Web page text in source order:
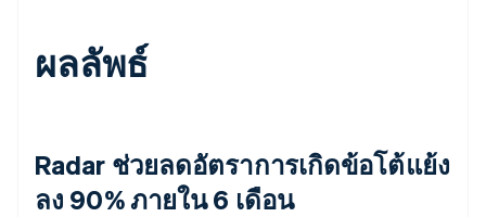
ผลลัพธ์
Radar ช่วยลดอัตราการเกิดข้อโต้แย้ง
ลง 90% ภายใน 6 เดือน